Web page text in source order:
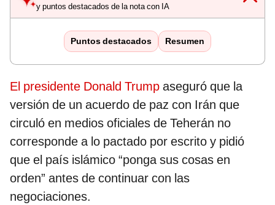
y puntos destacados de la nota con IA
Puntos destacados Resumen
El presidente Donald Trump aseguró que la
versión de un acuerdo de paz con Irán que
circuló en medios oficiales de Teherán no
corresponde a lo pactado por escrito y pidió
que el país islámico “ponga sus cosas en
orden” antes de continuar con las
negociaciones.